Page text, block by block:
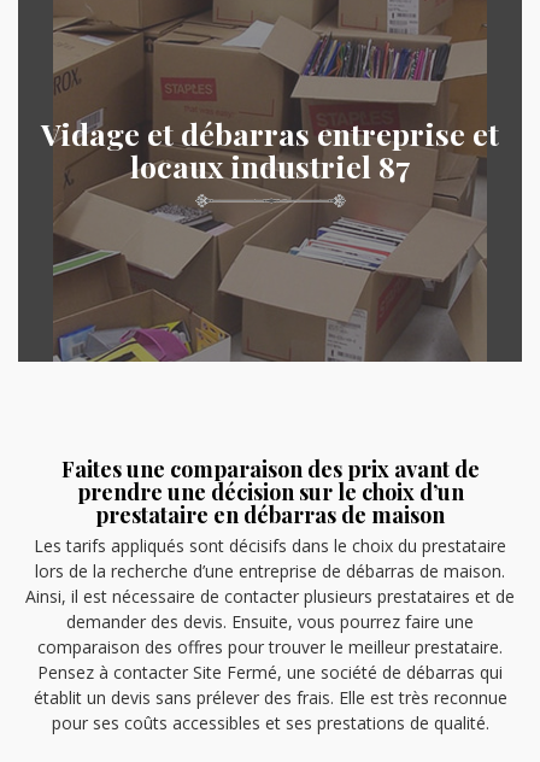
Vidage et débarras entreprise et
locaux industriel 87
Faites une comparaison des prix avant de
prendre une décision sur le choix d’un
prestataire en débarras de maison
Les tarifs appliqués sont décisifs dans le choix du prestataire
lors de la recherche d’une entreprise de débarras de maison.
Ainsi, il est nécessaire de contacter plusieurs prestataires et de
demander des devis. Ensuite, vous pourrez faire une
comparaison des offres pour trouver le meilleur prestataire.
Pensez à contacter Site Fermé, une société de débarras qui
établit un devis sans prélever des frais. Elle est très reconnue
pour ses coûts accessibles et ses prestations de qualité.